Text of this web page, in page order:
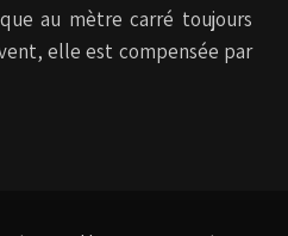
au mètre carré toujours
elle est compensée par